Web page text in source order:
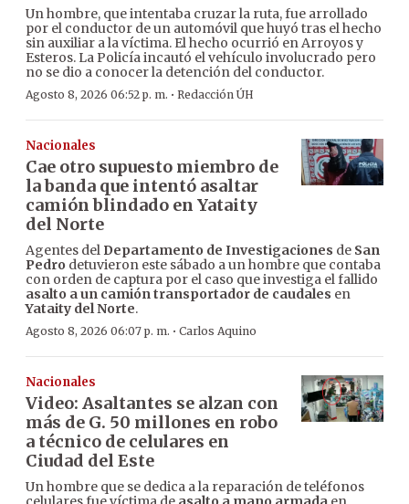
Un hombre, que intentaba cruzar la ruta, fue arrollado
por el conductor de un automóvil que huyó tras el hecho
sin auxiliar a la víctima. El hecho ocurrió en Arroyos y
Esteros. La Policía incautó el vehículo involucrado pero
no se dio a conocer la detención del conductor.
Agosto 8, 2026 06:52 p. m. · Redacción ÚH
Nacionales
Cae otro supuesto miembro de
la banda que intentó asaltar
camión blindado en Yataity
del Norte
Agentes del Departamento de Investigaciones de San
Pedro detuvieron este sábado a un hombre que contaba
con orden de captura por el caso que investiga el fallido
asalto a un camión transportador de caudales en
Yataity del Norte.
Agosto 8, 2026 06:07 p. m. · Carlos Aquino
Nacionales
Video: Asaltantes se alzan con
más de G. 50 millones en robo
a técnico de celulares en
Ciudad del Este
Un hombre que se dedica a la reparación de teléfonos